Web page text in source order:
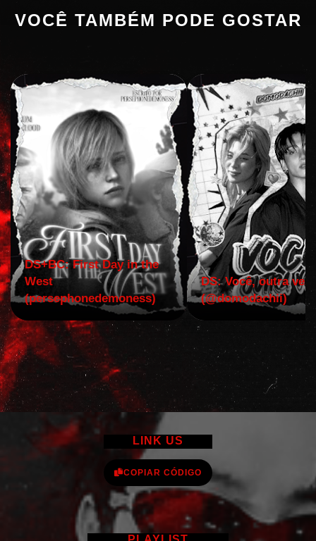
VOCÊ TAMBÉM PODE GOSTAR
DS+BC: First Day in the
West
(persephonedemoness)
DS: Você, outra vez!
(@domodachii)
LINK US
COPIAR CÓDIGO